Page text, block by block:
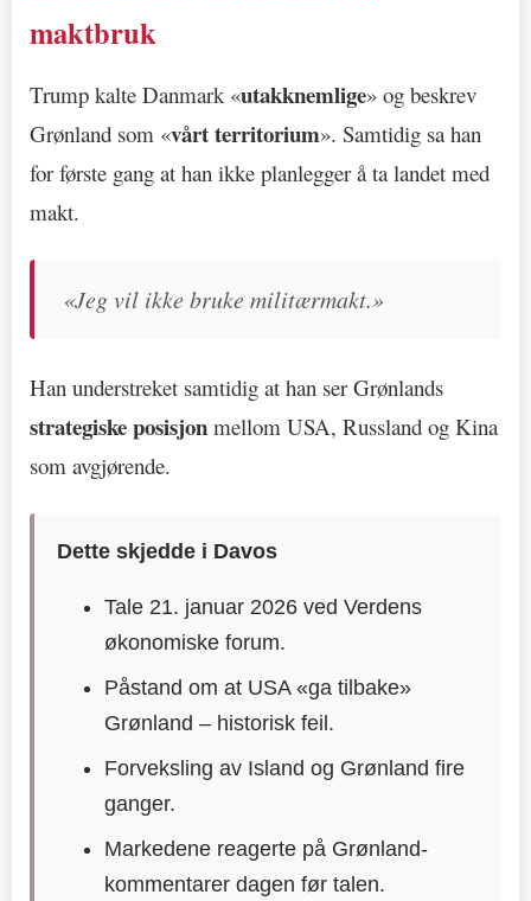
maktbruk
Trump kalte Danmark «utakknemlige» og beskrev
Grønland som «vårt territorium». Samtidig sa han
for første gang at han ikke planlegger å ta landet med
makt.
«Jeg vil ikke bruke militærmakt.»
Han understreket samtidig at han ser Grønlands
strategiske posisjon mellom USA, Russland og Kina
som avgjørende.
Dette skjedde i Davos
Tale 21. januar 2026 ved Verdens
økonomiske forum.
Påstand om at USA «ga tilbake»
Grønland – historisk feil.
Forveksling av Island og Grønland fire
ganger.
Markedene reagerte på Grønland-
kommentarer dagen før talen.